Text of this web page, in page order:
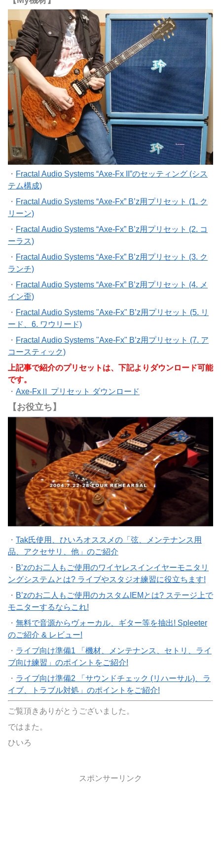
・ Fractal Audio Systems “Axe-Fx II”のセッティング (シス
テム構成)
・ Fractal Audio Systems “Axe-Fx” B’z用プリセット (1. ク
リーン)
・ Fractal Audio Systems “Axe-Fx” B’z用プリセット (2. コ
ーラス)
・ Fractal Audio Systems “Axe-Fx” B’z用プリセット (3. ク
ランチ)
・ Fractal Audio Systems “Axe-Fx” B’z用プリセット (4. メ
イン歪)
・ Fractal Audio Systems "Axe-Fx" B’z用プリセット (5. リ
ード、6. ワウリード)
・ Fractal Audio Systems "Axe-Fx" B’z用プリセット (7. ア
コースティック)
上記事で紹介のプリセットは、下記よりダウンロード可能
です。
・ Axe-FxⅡ プリセット ダウンロード
【お役立ち】
・ Tak氏使用、ひいろオススメの「弦、メンテナンス用
品、アクセサリ、他」のご紹介
・ B’zのお二人もご使用のワイヤレスインイヤーモニタリ
ングシステムとは? ライブやスタジオ練習に役立ちます!
・ B’zのお二人もご使用のカスタムIEMとは? ステージ上で
モニターするならこれ!
・ 無料で音源からヴォーカル、ギター等を抽出! Spleeter
のご紹介 & レビュー!
・ ライブ向け準備1 「機材、メンテナンス、セトリ、ライ
ブ向け練習」のポイントをご紹介!
・ ライブ向け準備2 「サウンドチェック (リハーサル)、ラ
イブ、トラブル対処」のポイントをご紹介!
ご覧頂きありがとうございました。
ではまた。
ひいろ
スポンサーリンク